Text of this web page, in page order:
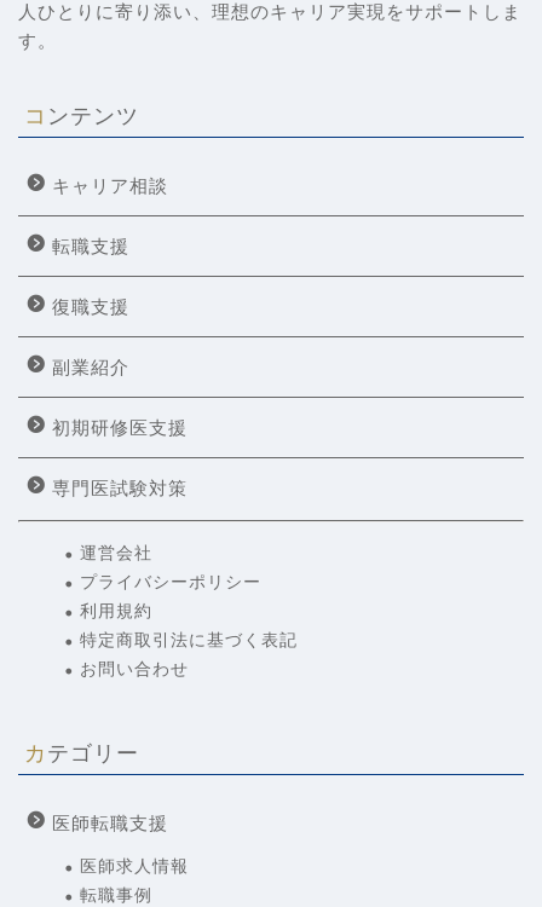
人ひとりに寄り添い、理想のキャリア実現をサポートしま
す。
コンテンツ
キャリア相談
転職支援
復職支援
副業紹介
初期研修医支援
専門医試験対策
運営会社
プライバシーポリシー
利用規約
特定商取引法に基づく表記
お問い合わせ
カテゴリー
医師転職支援
医師求人情報
転職事例